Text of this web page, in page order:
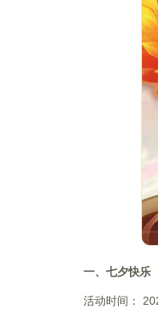
一、七夕快乐
活动时间：